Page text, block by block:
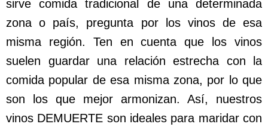
sirve comida tradicional de una determinada
zona o país, pregunta por los vinos de esa
misma región. Ten en cuenta que los vinos
suelen guardar una relación estrecha con la
comida popular de esa misma zona, por lo que
son los que mejor armonizan. Así, nuestros
vinos DEMUERTE son ideales para maridar con